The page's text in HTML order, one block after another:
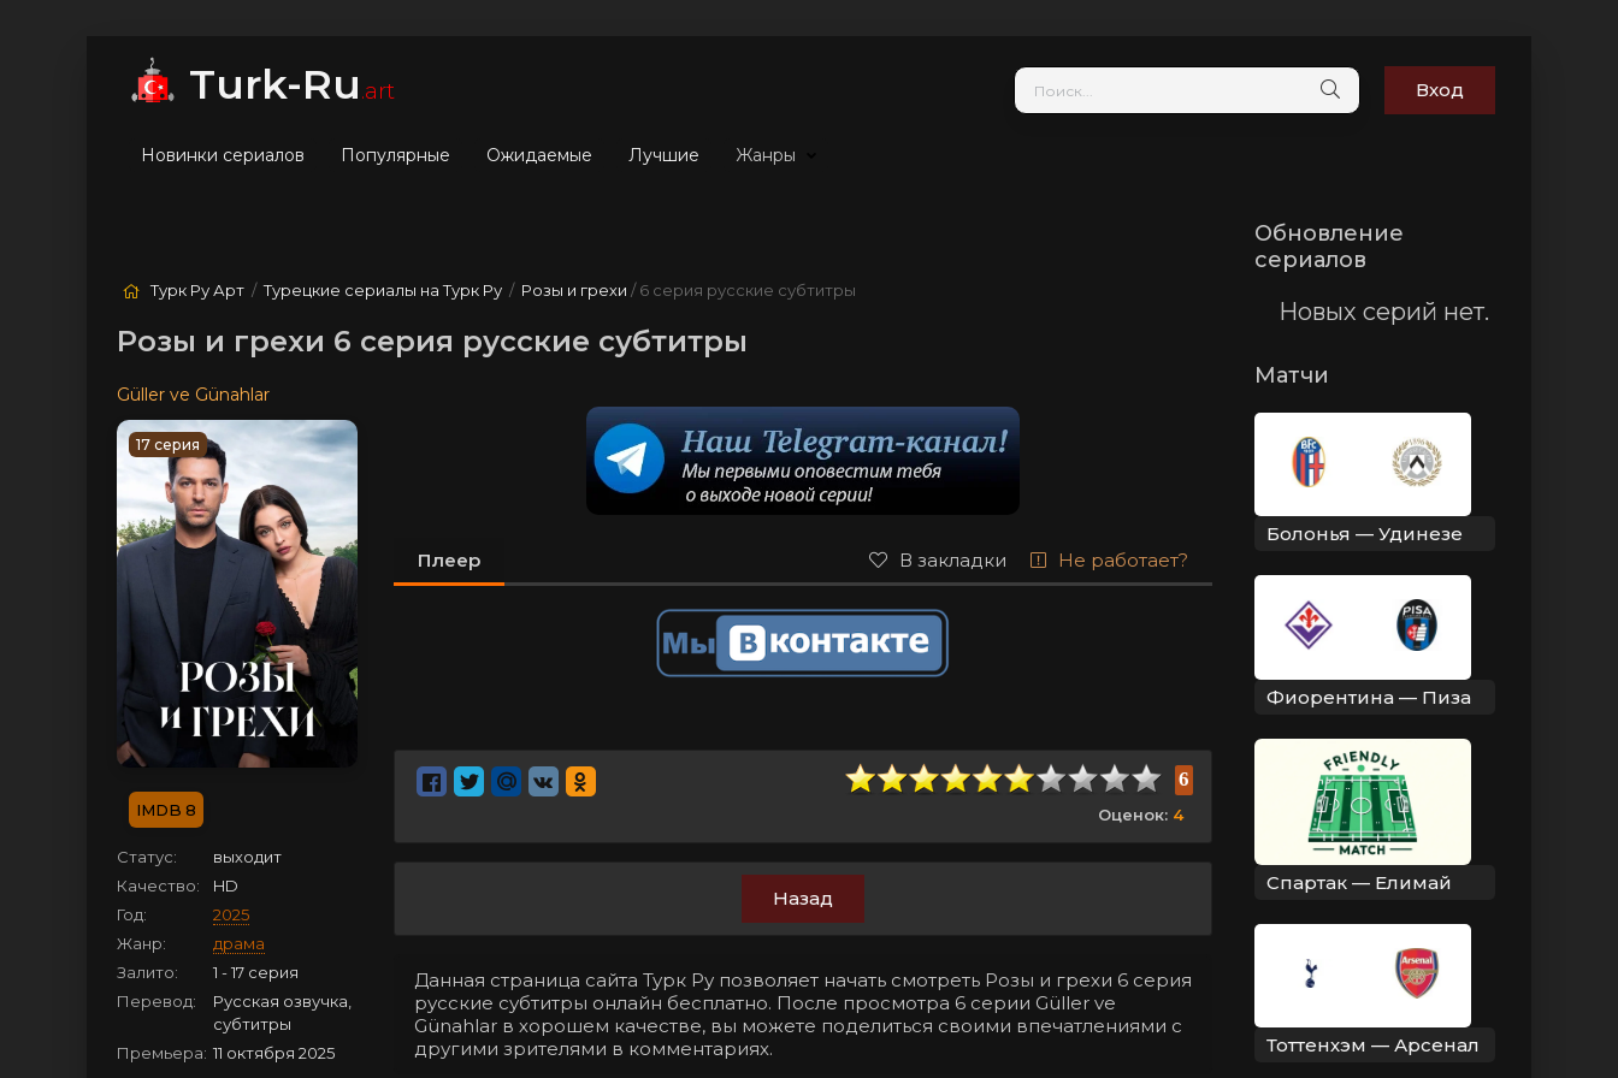
Turk-Ru.art Вход
Новинки сериалов Популярные Ожидаемые Лучшие Жанры
Турк Ру Арт /Турецкие сериалы на Турк Ру / Розы и грехи / 6 серия русские субтитры
Розы и грехи 6 серия русские субтитры
Güller ve Günahlar
17 серия
8
Статус:
выходит
Качество:
HD
Год:
2025
Жанр:
драма
Залито:
1 - 17 серия
Перевод:
Русская озвучка,
субтитры
Премьера: 11 октября 2025
Плеер В закладки Не работает?
6
Оценок: 4
Назад
Данная страница сайта Турк Ру позволяет начать смотреть Розы и грехи 6 серия
русские субтитры онлайн бесплатно. После просмотра 6 серии Güller ve
Günahlar в хорошем качестве, вы можете поделиться своими впечатлениями с
другими зрителями в комментариях.
Обновление
сериалов
Новых серий нет.
Матчи
Болонья — Удинезе
Фиорентина — Пиза
Спартак — Елимай
Тоттенхэм — Арсенал